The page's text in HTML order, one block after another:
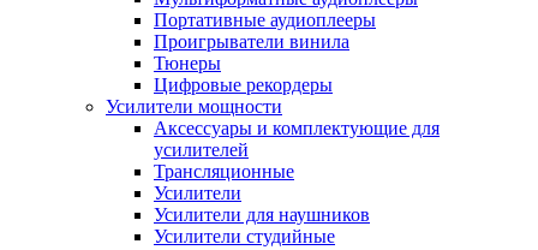
Портативные аудиоплееры
Проигрыватели винила
Тюнеры
Цифровые рекордеры
Усилители мощности
Аксессуары и комплектующие для
усилителей
Трансляционные
Усилители
Усилители для наушников
Усилители студийные